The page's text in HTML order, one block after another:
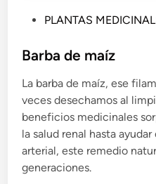
b
i
c
a
d
o
e
PLANTAS
Barba de maíz
La barba de maíz, ese
veces desechamos al
beneficios medicinales
la salud renal hasta
arterial, este remedio
generaciones.